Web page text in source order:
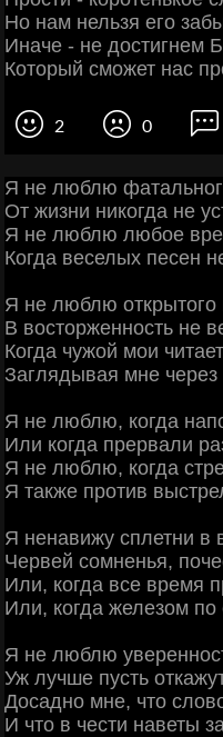
Но нам нельзя его
Иначе - не достигнем
Который сможет нас
2 0
Я не люблю
От жизни никогда не
Я не люблю любое
Когда веселых песен
Я не люблю открытого
В восторженность не
Когда чужой мои
Заглядывая мне через
Я не люблю, когда
Или когда прервали
Я не люблю, когда
Я также против
Я ненавижу сплетни в
Червей сомненья,
Или, когда все время
Или, когда железом по
Я не люблю
Уж лучше пусть
Досадно мне, что
И что в чести наветы